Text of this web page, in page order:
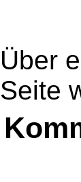
Über
Seite